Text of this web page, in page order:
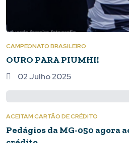
CAMPEONATO BRASILEIRO
OURO PARA PIUMHI!
02 Julho 2025
ACEITAM CARTÃO DE CRÉDITO
Pedágios da MG-050 agora